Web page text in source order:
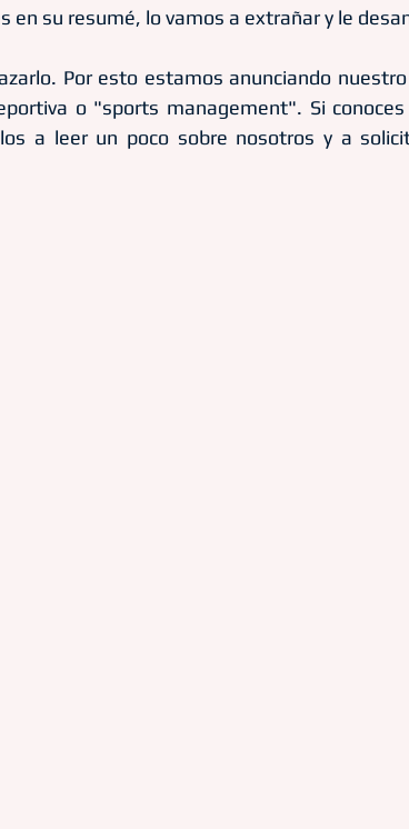
en su resumé, lo vamos a extrañar y le
Por esto estamos anunciando
o "sports management". Si
a leer un poco sobre nosotros y a